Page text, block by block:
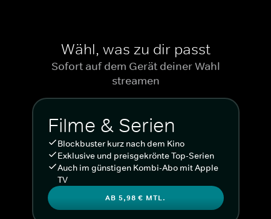
Wähl, was zu dir passt
Sofort auf dem Gerät deiner Wahl
streamen
Filme & Serien
Blockbuster kurz nach dem Kino
Exklusive und preisgekrönte Top-Serien
Auch im günstigen Kombi-Abo mit Apple
TV
AB 5,98 € MTL.